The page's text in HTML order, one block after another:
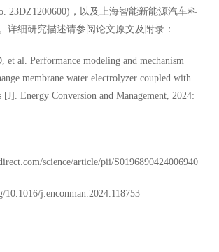
23DZ1200600) ，以及上海智能新能源汽车科
详细研究描述请参阅论文原文及附录：
et al. Performance modeling and mechanism
membrane water electrolyzer coupled with
[J]. Energy Conversion and Management, 2024:
science/article/pii/S0196890424006940
10.1016/j.enconman.2024.118753